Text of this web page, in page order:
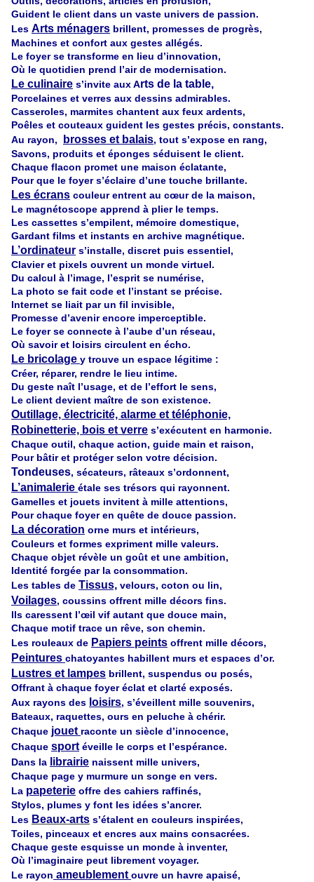
Guident le client dans un vaste univers de passion.
Les Arts ménagers brillent, promesses de progrès,
Machines et confort aux gestes allégés.
Le foyer se transforme en lieu d’innovation,
Où le quotidien prend l’air de modernisation.
Le culinaire s’invite aux Arts de la table,
Porcelaines et verres aux dessins admirables.
Casseroles, marmites chantent aux feux ardents,
Poêles et couteaux guident les gestes précis, constants.
Au rayon,
brosses et balais, tout s’expose en rang,
Savons, produits et éponges séduisent le client.
Chaque flacon promet une maison éclatante,
Pour que le foyer s’éclaire d’une touche brillante.
Les écrans couleur entrent au cœur de la maison,
Le magnétoscope apprend à plier le temps.
Les cassettes s’empilent, mémoire domestique,
Gardant films et instants en archive magnétique.
L’ordinateur s’installe, discret puis essentiel,
Clavier et pixels ouvrent un monde virtuel.
Du calcul à l’image, l’esprit se numérise,
La photo se fait code et l’instant se précise.
Internet se liait par un fil invisible,
Promesse d’avenir encore imperceptible.
Le foyer se connecte à l’aube d’un réseau,
Où savoir et loisirs circulent en écho.
Le bricolage y trouve un espace légitime :
Créer, réparer, rendre le lieu intime.
Du geste naît l’usage, et de l’effort le sens,
Le client devient maître de son existence.
Outillage, électricité, alarme et téléphonie,
Robinetterie, bois et verre s’exécutent en harmonie.
Chaque outil, chaque action, guide main et raison,
Pour bâtir et protéger selon votre décision.
Tondeuses, sécateurs, râteaux s’ordonnent,
L’animalerie étale ses trésors qui rayonnent.
Gamelles et jouets invitent à mille attentions,
Pour chaque foyer en quête de douce passion.
La décoration orne murs et intérieurs,
Couleurs et formes expriment mille valeurs.
Chaque objet révèle un goût et une ambition,
Identité forgée par la consommation.
Les tables de Tissus, velours, coton ou lin,
Voilages, coussins offrent mille décors fins.
Ils caressent l’œil vif autant que douce main,
Chaque motif trace un rêve, son chemin.
Les rouleaux de Papiers peints offrent mille décors,
Peintures chatoyantes habillent murs et espaces d’or.
Lustres et lampes brillent, suspendus ou posés,
Offrant à chaque foyer éclat et clarté exposés.
Aux rayons des loisirs, s’éveillent mille souvenirs,
Bateaux, raquettes, ours en peluche à chérir.
Chaque jouet raconte un siècle d’innocence,
Chaque sport éveille le corps et l’espérance.
Dans la librairie naissent mille univers,
Chaque page y murmure un songe en vers.
La papeterie offre des cahiers raffinés,
Stylos, plumes y font les idées s’ancrer.
Les Beaux-arts s’étalent en couleurs inspirées,
Toiles, pinceaux et encres aux mains consacrées.
Chaque geste esquisse un monde à inventer,
Où l’imaginaire peut librement voyager.
Le rayon ameublement ouvre un havre apaisé,